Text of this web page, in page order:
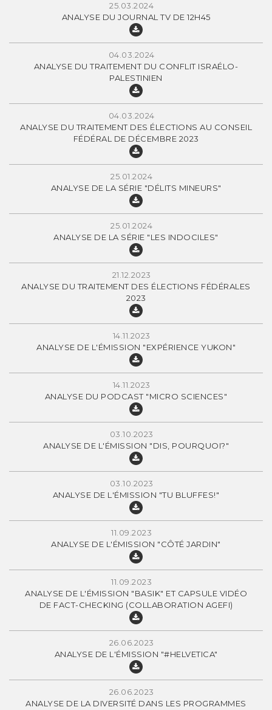
25.03.2024
ANALYSE DU JOURNAL TV DE 12H45
04.03.2024
ANALYSE DU TRAITEMENT DU CONFLIT ISRAÉLO-
PALESTINIEN
04.03.2024
ANALYSE DU TRAITEMENT DES ÉLECTIONS AU CONSEIL
FÉDÉRAL DE DÉCEMBRE 2023
25.01.2024
ANALYSE DE LA SÉRIE "DÉLITS MINEURS"
25.01.2024
ANALYSE DE LA SÉRIE "LES INDOCILES"
21.12.2023
ANALYSE DU TRAITEMENT DES ÉLECTIONS FÉDÉRALES
2023
14.11.2023
ANALYSE DE L'ÉMISSION "EXPÉRIENCE YUKON"
14.11.2023
ANALYSE DU PODCAST "MICRO SCIENCES"
03.10.2023
ANALYSE DE L'ÉMISSION "DIS, POURQUOI?"
03.10.2023
ANALYSE DE L'ÉMISSION "TU BLUFFES!"
11.09.2023
ANALYSE DE L'ÉMISSION "CÔTÉ JARDIN"
11.09.2023
ANALYSE DE L'ÉMISSION "BASIK" ET CAPSULE VIDÉO
DE FACT-CHECKING (COLLABORATION AGEFI)
26.06.2023
ANALYSE DE L'ÉMISSION "#HELVETICA"
26.06.2023
ANALYSE DE LA DIVERSITÉ DANS LES PROGRAMMES